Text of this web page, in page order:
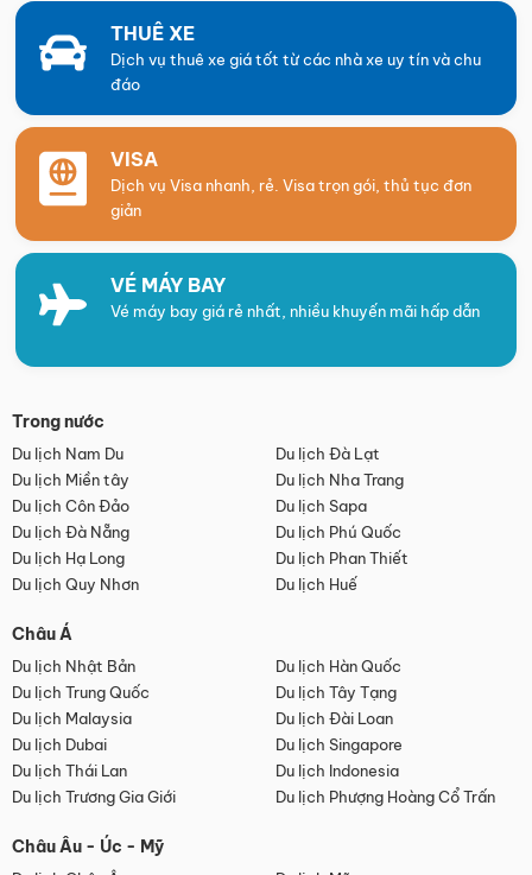
THUÊ XE
Dịch vụ thuê xe giá tốt từ các nhà xe uy tín và chu
đáo
VISA
Dịch vụ Visa nhanh, rẻ. Visa trọn gói, thủ tục đơn
giản
VÉ MÁY BAY
Vé máy bay giá rẻ nhất, nhiều khuyến mãi hấp dẫn
Trong nước
Du lịch Nam Du
Du lịch Đà Lạt
Du lịch Miền tây
Du lịch Nha Trang
Du lịch Côn Đảo
Du lịch Sapa
Du lịch Đà Nẵng
Du lịch Phú Quốc
Du lịch Hạ Long
Du lịch Phan Thiết
Du lịch Quy Nhơn
Du lịch Huế
Châu Á
Du lịch Nhật Bản
Du lịch Hàn Quốc
Du lịch Trung Quốc
Du lịch Tây Tạng
Du lịch Malaysia
Du lịch Đài Loan
Du lịch Dubai
Du lịch Singapore
Du lịch Thái Lan
Du lịch Indonesia
Du lịch Trương Gia Giới
Du lịch Phượng Hoàng Cổ Trấn
Châu Âu - Úc - Mỹ